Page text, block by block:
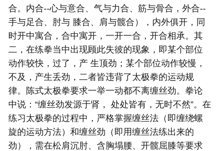
合。内合--心与意合、气与力合、筋与骨合，外合--
手与足合、肘与 膝合、肩与髋合），内外俱开，同
时开中寓合，合中寓开，一开一合，开合相承。其
二，在练拳当中出现顾此失彼的现象，即某个部位
动作较快，过了，产 生顶劲；某个部位动作较慢，
不及，产生丢劲，二者皆违背了太极拳的运动规
律。陈式太极拳要求一举一动都不离缠丝劲。拳论
中说：“缠丝劲发源于肾， 处处皆有，无时不然”。在
练习太极拳的过程中，严格掌握缠丝法（即缠绕螺
旋的运动方法）和缠丝劲（即用缠丝法练出来的
劲），需在松肩沉肘、含胸塌腰、开髋屈膝等要求